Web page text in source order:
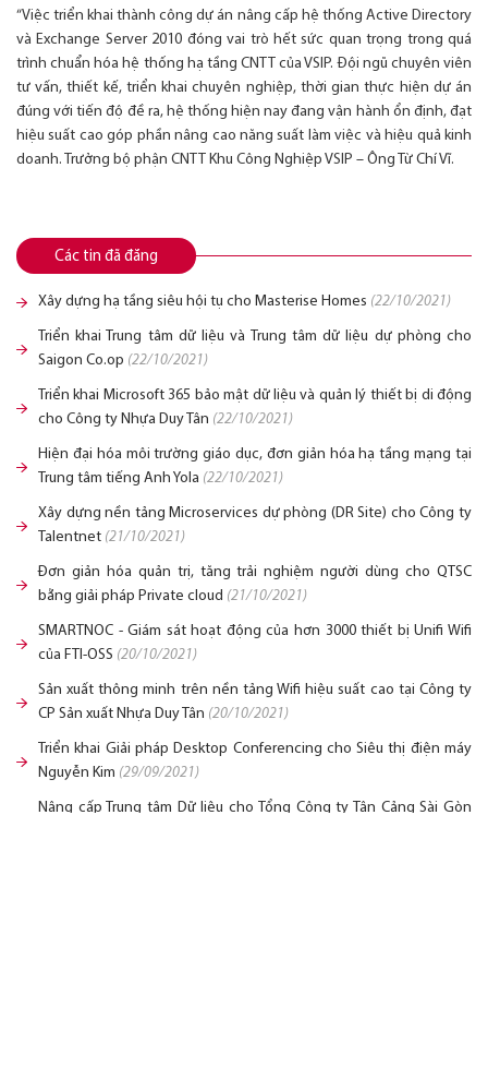
“Việc triển khai thành công dự án nâng cấp hệ thống Active Directory
và Exchange Server 2010 đóng vai trò hết sức quan trọng trong quá
trình chuẩn hóa hệ thống hạ tầng CNTT của VSIP. Đội ngũ chuyên viên
tư vấn, thiết kế, triển khai chuyên nghiệp, thời gian thực hiện dự án
đúng với tiến độ đề ra, hệ thống hiện nay đang vận hành ổn định, đạt
hiệu suất cao góp phần nâng cao năng suất làm việc và hiệu quả kinh
doanh. Trưởng bộ phận CNTT Khu Công Nghiệp VSIP – Ông Từ Chí Vĩ.
Các tin đã đăng
Xây dựng hạ tầng siêu hội tụ cho Masterise Homes (22/10/2021)
Triển khai Trung tâm dữ liệu và Trung tâm dữ liệu dự phòng cho
Saigon Co.op (22/10/2021)
Triển khai Microsoft 365 bảo mật dữ liệu và quản lý thiết bị di động
cho Công ty Nhựa Duy Tân (22/10/2021)
Hiện đại hóa môi trường giáo dục, đơn giản hóa hạ tầng mạng tại
Trung tâm tiếng Anh Yola (22/10/2021)
Xây dựng nền tảng Microservices dự phòng (DR Site) cho Công ty
Talentnet (21/10/2021)
Đơn giản hóa quản trị, tăng trải nghiệm người dùng cho QTSC
bằng giải pháp Private cloud (21/10/2021)
SMARTNOC - Giám sát hoạt động của hơn 3000 thiết bị Unifi Wifi
của FTI-OSS (20/10/2021)
Sản xuất thông minh trên nền tảng Wifi hiệu suất cao tại Công ty
CP Sản xuất Nhựa Duy Tân (20/10/2021)
Triển khai Giải pháp Desktop Conferencing cho Siêu thị điện máy
Nguyễn Kim (29/09/2021)
Nâng cấp Trung tâm Dữ liệu cho Tổng Công ty Tân Cảng Sài Gòn